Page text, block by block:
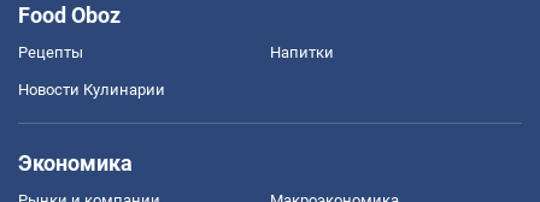
Food Oboz
Рецепты Напитки
Новости Кулинарии
Экономика